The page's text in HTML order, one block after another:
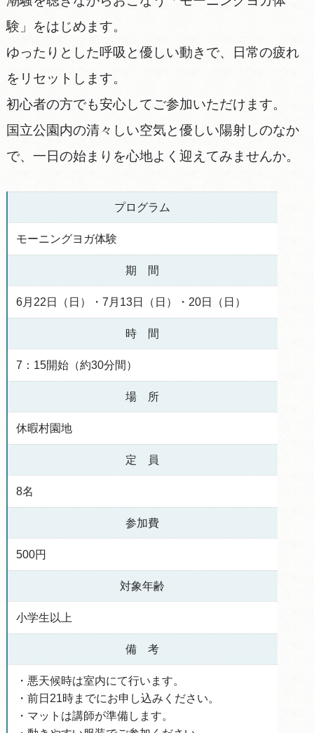
験」をはじめます。
ゆったりとした呼吸と優しい動きで、日常の疲れ
をリセットします。
初心者の方でも安心してご参加いただけます。
国立公園内の清々しい空気と優しい陽射しのなか
で、一日の始まりを心地よく迎えてみませんか。
プログラム
モーニングヨガ体験
期 間
6月22日（日）・7月13日（日）・20日（日）
時 間
7：15開始（約30分間）
場 所
休暇村園地
定 員
8名
参加費
500円
対象年齢
小学生以上
備 考
・悪天候時は室内にて行います。
・前日21時までにお申し込みください。
・マットは講師が準備します。